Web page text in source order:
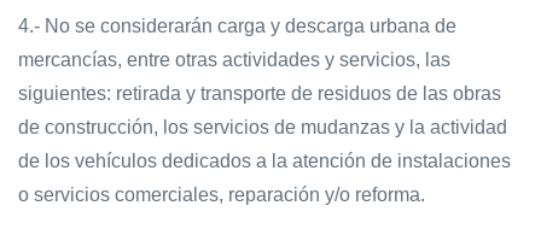
4.- No se considerarán carga y descarga urbana de
mercancías, entre otras actividades y servicios, las
siguientes: retirada y transporte de residuos de las obras
de construcción, los servicios de mudanzas y la actividad
de los vehículos dedicados a la atención de instalaciones
o servicios comerciales, reparación y/o reforma.